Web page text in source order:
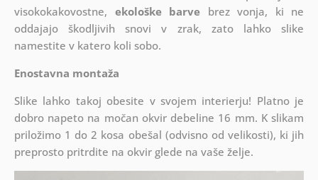
visokokakovostne, ekološke barve brez vonja, ki ne
oddajajo škodljivih snovi v zrak, zato lahko slike
namestite v katero koli sobo.
Enostavna montaža
Slike lahko takoj obesite v svojem interierju! Platno je
dobro napeto na močan okvir debeline 16 mm. K slikam
priložimo 1 do 2 kosa obešal (odvisno od velikosti), ki jih
preprosto pritrdite na okvir glede na vaše želje.